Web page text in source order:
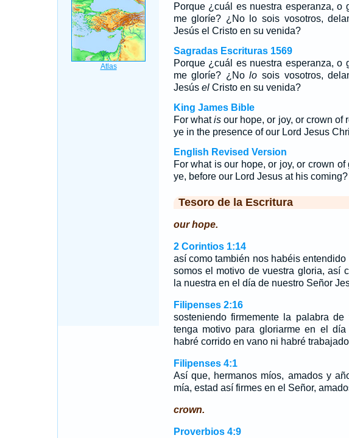
Porque ¿cuál es nuestra esperanza, o
me gloríe? ¿No
lo sois vosotros,
Jesús el Cristo en su venida?
Sagradas Escrituras 1569
Porque ¿cuál es nuestra esperanza, o
me gloríe? ¿Nolo sois vosotros,
Jesús elCristo en su venida?
King James Bible
For whatisour hope, or joy, or crown of
ye in the presence of our Lord Jesus
English Revised Version
For what is our hope, or joy, or crown
ye, before our Lord Jesus at his coming?
Tesoro de la Escritura
our hope.
2 Corintios 1:14
así como también nos habéis
somos el motivo de vuestra gloria, así
la nuestra en el día de nuestro Señor
Filipenses 2:16
sosteniendo firmemente la palabra
tenga motivo para gloriarme en el
habré corrido en vano ni habré
Filipenses 4:1
Así que, hermanos míos, amados y
mía, estad así firmes en el Señor,
crown.
Proverbios 4:9